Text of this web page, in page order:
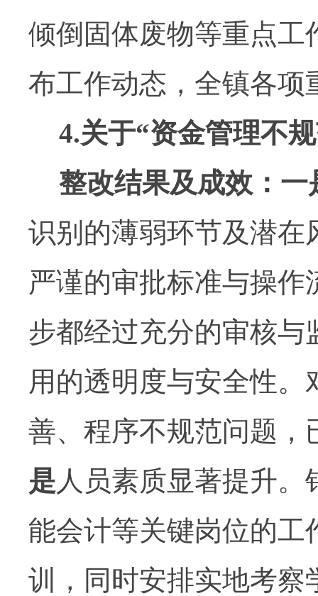
倾倒固体废物等重点工
布工作动态，全镇各项
4.关于“资金管理不
整改结果及成效：一
识别的薄弱环节及潜在
严谨的审批标准与操
步都经过充分的审核与
用的透明度与安全性
善、程序不规范问题，
是人员素质显著提升
能会计等关键岗位的工
训，同时安排实地考察